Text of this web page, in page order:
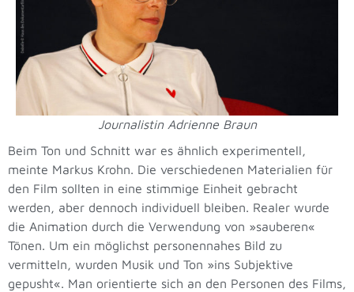
Journalistin Adrienne Braun
Beim Ton und Schnitt war es ähnlich experimentell,
meinte Markus Krohn. Die verschiedenen Materialien für
den Film sollten in eine stimmige Einheit gebracht
werden, aber dennoch individuell bleiben. Realer wurde
die Animation durch die Verwendung von »sauberen«
Tönen. Um ein möglichst personennahes Bild zu
vermitteln, wurden Musik und Ton »ins Subjektive
gepusht«. Man orientierte sich an den Personen des Films,